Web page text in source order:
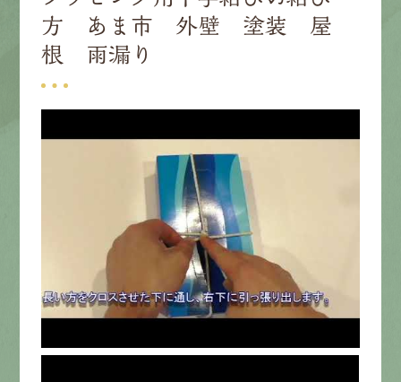
採用情報
募集要項
者 料 建物診断いたします!!
0120-44-2605
方 あま市 外壁 塗装 屋
根 雨漏り